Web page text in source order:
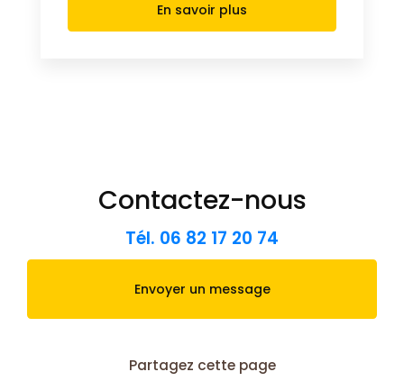
En savoir plus
Contactez-nous
Tél. 06 82 17 20 74
Envoyer un message
Partagez cette page